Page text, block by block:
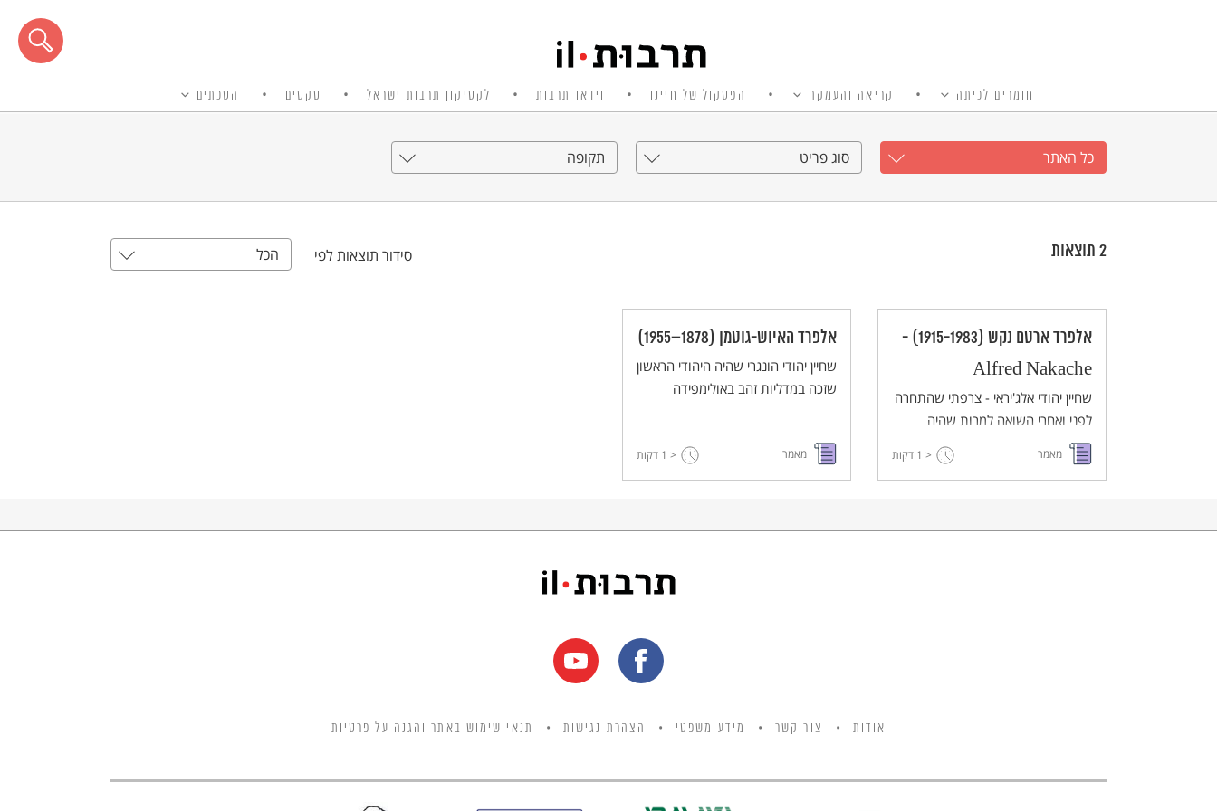
חומרים לכיתה קריאה והעמקה הפסקול של חיינו וידאו תרבות לקסיקון תרבות ישראל טקסים הסכתים
כל האתר סוג פריט תקופה
2 תוצאות סידור תוצאות לפי הכל
אלפרד ארטם נקש (1915-1983) -
Alfred Nakache
שחיין יהודי אלג'יראי - צרפתי שהתחרה
לפני ואחרי השואה למרות שהיה
במחנה ריכוז במשך כשנה.
מאמר < 1 דקות
אלפרד האיוש-גוטמן (1878–1955)
שחיין יהודי הונגרי שהיה היהודי הראשון
שזכה במדליות זהב באולימפידה
מאמר < 1 דקות
אודות צור קשר מידע משפטי הצהרת נגישות תנאי שימוש באתר והגנה על פרטיות